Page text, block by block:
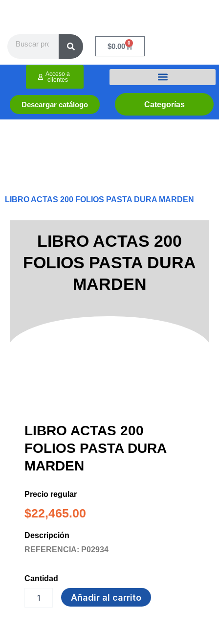
$0.00 0
Cart
Categorías
Descargar catálogo
Acceso a
clientes
LIBRO ACTAS 200 FOLIOS PASTA DURA MARDEN
LIBRO ACTAS 200
FOLIOS PASTA DURA
MARDEN
LIBRO ACTAS 200
FOLIOS PASTA DURA
MARDEN
Precio regular
$22,465.00
Descripción
REFERENCIA: P02934
Cantidad
ACTAS
Añadir al carrito